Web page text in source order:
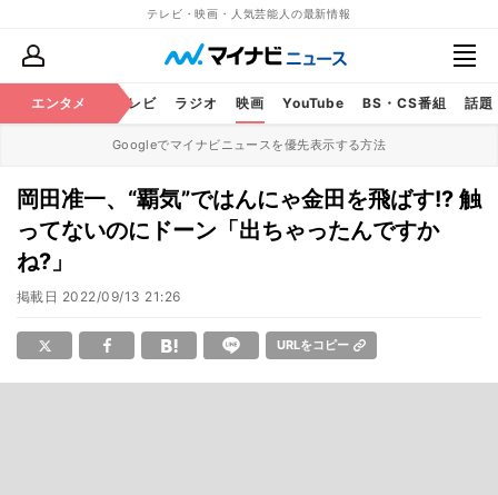
テレビ・映画・人気芸能人の最新情報
エンタメ
芸能 テレビ ラジオ 映画 YouTube BS・CS番組 話題
Googleでマイナビニュースを優先表示する方法
岡田准一、“覇気”ではんにゃ金田を飛ばす!? 触
ってないのにドーン「出ちゃったんですか
ね?」
掲載日 2022/09/13 21:26
URLをコピー